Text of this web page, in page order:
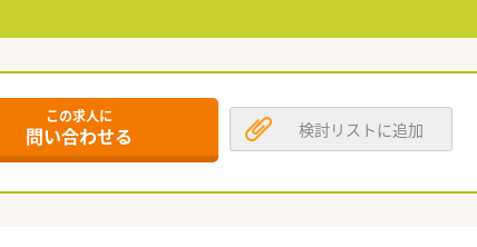
この求人に
問い合わせる 検討リストに追加